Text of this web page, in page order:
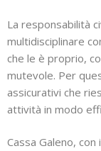
La responsabilità
multidisciplinare
che le è proprio,
mutevole. Per
assicurativi che
attività in modo
Cassa Galeno,